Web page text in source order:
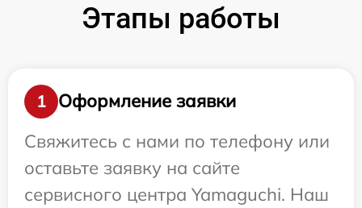
Этапы работы
1
Оформление заявки
Свяжитесь с нами по телефону или
оставьте заявку на сайте
сервисного центра Yamaguchi. Наш